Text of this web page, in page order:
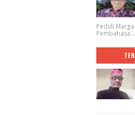
Peduli
Pembahasa...